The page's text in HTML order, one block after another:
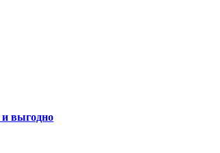
выгодно